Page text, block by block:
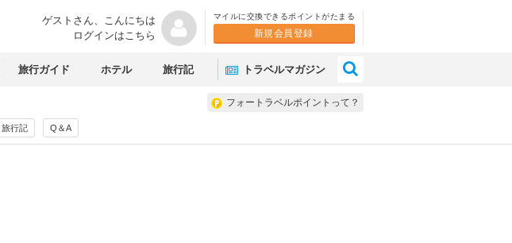
ゲストさん、 こんにちは
ログインはこちら
マイルに交換できるポイントがたまる
新規会員登録
旅行ガイド ホテル 旅行記 トラベルマガジン
フォートラベルポイントって？
旅行記 Q＆A